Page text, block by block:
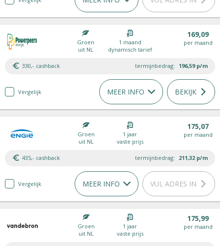
Groen
uit NL
1 maand
dynamisch tarief
169,09
per maand
330,- cashback termijnbedrag: 196,59 p/m
Vergelijk MEER INFO BEKIJK
Groen
uit NL
1 jaar
vaste prijs
175,07
per maand
435,- cashback termijnbedrag: 211,32 p/m
Vergelijk MEER INFO VUL ADRES IN
Groen
uit NL
1 jaar
vaste prijs
175,99
per maand